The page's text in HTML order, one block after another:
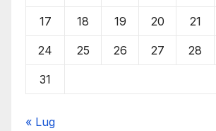
17 18 19 20 21
24 25 26 27 28
31
« Lug